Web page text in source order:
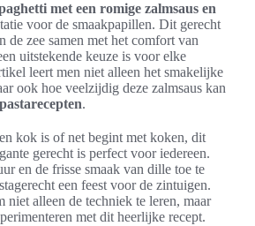
met een romige zalmsaus en
voor de smaakpapillen. Dit gerecht
de zee samen met het comfort van
uitstekende keuze is voor elke
leert men niet alleen het smakelijke
ook hoe veelzijdig deze zalmsaus kan
pastarecepten.
kok is of net begint met koken, dit
gerecht is perfect voor iedereen.
en de frisse smaak van dille toe te
een feest voor de zintuigen.
niet alleen de techniek te leren, maar
met dit heerlijke recept.